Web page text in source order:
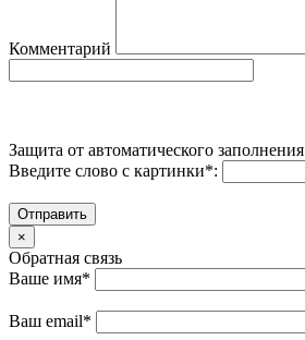
Комментарий
Защита от автоматического заполнения
Введите слово с картинки*:
Отправить
×
Обратная связь
Ваше имя*
Ваш email*